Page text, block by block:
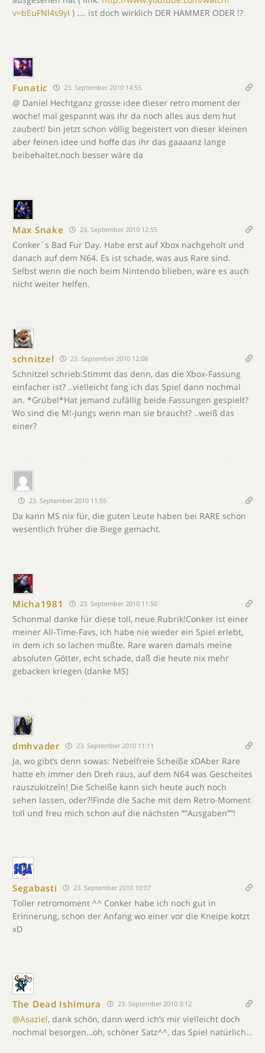
v=bEuFNl4s9yI ) …. ist doch wirklich DER HAMMER ODER !?
Funatic 23. September 2010 14:55
@ Daniel Hechtganz grosse idee dieser retro moment der
woche! mal gespannt was ihr da noch alles aus dem hut
zaubert! bin jetzt schon völlig begeistert von dieser kleinen
aber feinen idee und hoffe das ihr das gaaaanz lange
beibehaltet.noch besser wäre da
Max Snake 23. September 2010 12:55
Conker´s Bad Fur Day. Habe erst auf Xbox nachgeholt und
danach auf dem N64. Es ist schade, was aus Rare sind.
Selbst wenn die noch beim Nintendo blieben, wäre es auch
nicht weiter helfen.
schnitzel 23. September 2010 12:08
Schnitzel schrieb:Stimmt das denn, das die Xbox-Fassung
einfacher ist? ..vielleicht fang ich das Spiel dann nochmal
an. *Grübel*Hat jemand zufällig beide Fassungen gespielt?
Wo sind die M!-Jungs wenn man sie braucht? ..weiß das
einer?
23. September 2010 11:55
Da kann MS nix für, die guten Leute haben bei RARE schon
wesentlich früher die Biege gemacht.
Micha1981 23. September 2010 11:50
Schonmal danke für diese toll, neue Rubrik!Conker ist einer
meiner All-Time-Favs, ich habe nie wieder ein Spiel erlebt,
in dem ich so lachen mußte. Rare waren damals meine
absoluten Götter, echt schade, daß die heute nix mehr
gebacken kriegen (danke MS)
dmhvader 23. September 2010 11:11
Ja, wo gibt’s denn sowas: Nebelfreie Scheiße xDAber Rare
hatte eh immer den Dreh raus, auf dem N64 was Gescheites
rauszukitzeln! Die Scheiße kann sich heute auch noch
sehen lassen, oder?!Finde die Sache mit dem Retro-Moment
toll und freu mich schon auf die nächsten “”Ausgaben””!
Segabasti 23. September 2010 10:07
Toller retromoment ^^ Conker habe ich noch gut in
Erinnerung, schon der Anfang wo einer vor die Kneipe kotzt
xD
The Dead Ishimura 23. September 2010 3:12
@Asaziel, dank schön, dann werd ich’s mir vielleicht doch
nochmal besorgen…oh, schöner Satz^^, das Spiel natürlich…